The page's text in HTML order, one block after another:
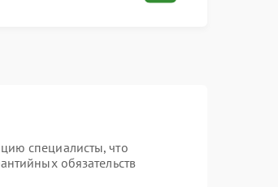
специалисты, что
обязательств